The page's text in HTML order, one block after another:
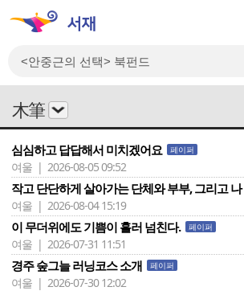
木筆
심심하고 답답해서 미치겠어요 페이퍼
여울 | 2026-08-05 09:52
작고 단단하게 살아가는 단체와 부부, 그리고 나
여울 | 2026-08-04 15:19
이 무더위에도 기쁨이 흘러 넘친다. 페이퍼
여울 | 2026-07-31 11:51
경주 숲그늘 러닝코스 소개 페이퍼
여울 | 2026-07-30 12:02